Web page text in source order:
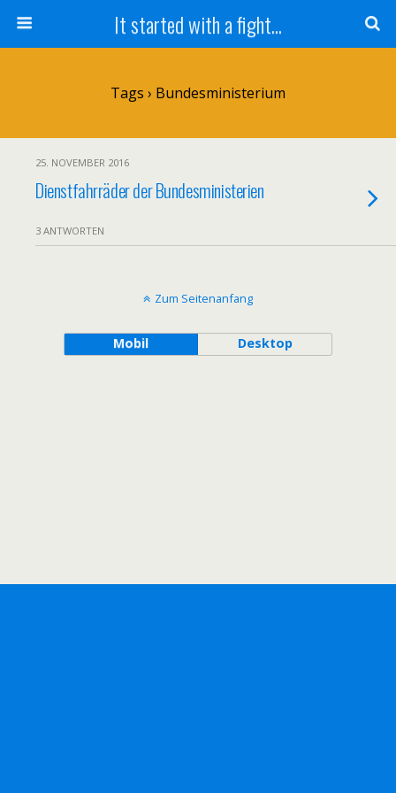
It started with a fight...
Tags › Bundesministerium
25. NOVEMBER 2016
Dienstfahrräder der Bundesministerien
3 ANTWORTEN
Zum Seitenanfang
Mobil Desktop